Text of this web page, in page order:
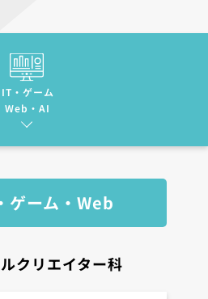
IT・ゲーム
Web・AI
ゲーム・Web
クリエイター科